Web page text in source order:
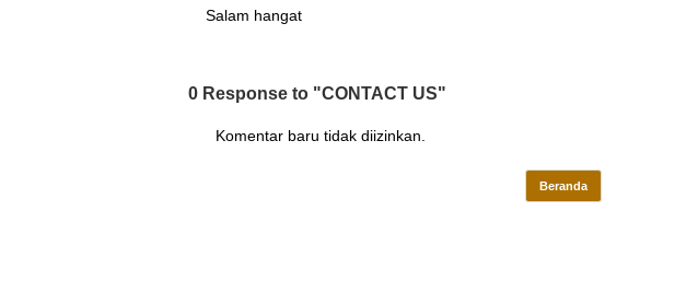
Salam hangat
0 Response to "CONTACT US"
Komentar baru tidak diizinkan.
Beranda